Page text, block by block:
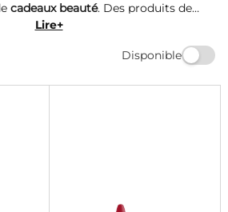
cadeaux beauté. Des produits de
de qualité, parfaits pour choyer
célébrer cette journée spéciale
Lire+
Disponible